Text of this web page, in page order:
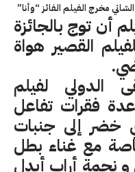
مخرج الفيلم الفائز “وأنا”
أن توج بالجائزة
القصير هواة
الدولي لفيلم
فقرات تفاعل
خضر إلى جنبات
مع غناء بطل
نجمة أراب أيدل